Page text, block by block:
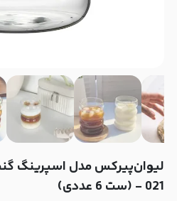
021 - (ست 6 عددی)